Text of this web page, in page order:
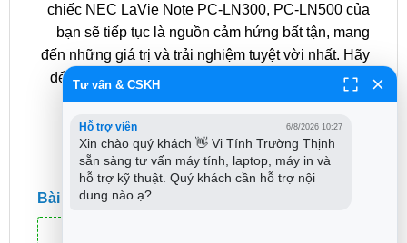
chiếc NEC LaVie Note PC-LN300, PC-LN500 của
bạn sẽ tiếp tục là nguồn cảm hứng bất tận, mang
đến những giá trị và trải nghiệm tuyệt vời nhất. Hãy
để Trường Tín tiếp thêm sức mạnh cho hành trình
tri thức của bạn! TừTrường Tín.
Xếp Hạng product
Bài Viết Khác
Tư vấn & CSKH
Hỗ trợ viên 6/8/2026 10:27
Xin chào quý khách 👋 Vi Tính Trường Thịnh
sẵn sàng tư vấn máy tính, laptop, máy in và
hỗ trợ kỹ thuật. Quý khách cần hỗ trợ nội
dung nào ạ?